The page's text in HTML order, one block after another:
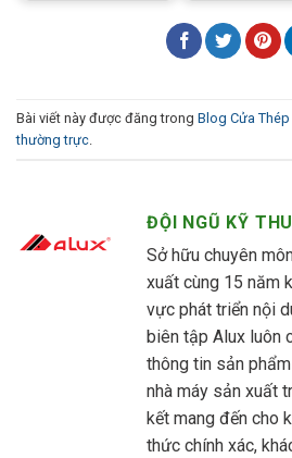
Bài viết này được đăng trong Blog Cửa Thép
thường trực
ĐỘI NGŨ KỸ
Sở hữu chuyên
xuất cùng 15 năm
vực phát triển nội
biên tập Alux luôn
thông tin sản
nhà máy sản xuất
kết mang đến cho
thức chính xác,